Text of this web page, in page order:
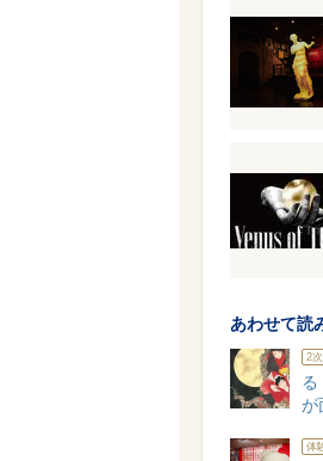
あわせて読
2
る
が
体